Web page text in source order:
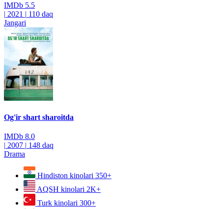
IMDb 5.5
| 2021 | 110 daq
Jangari
Og'ir shart sharoitda
IMDb 8.0
| 2007 | 148 daq
Drama
Hindiston kinolari 350+
AQSH kinolari 2K+
Turk kinolari 300+